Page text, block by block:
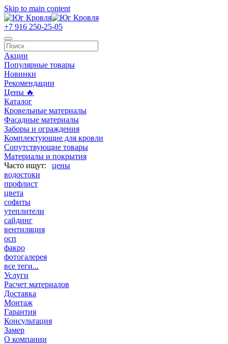
Skip to main content
+7 916 250-25-05
Акции
Популярные товары
Новинки
Рекомендации
Цены 🔥
Каталог
Кровельные материалы
Фасадные материалы
Заборы и ограждения
Комплектующие для кровли
Сопутствующие товары
Материалы и покрытия
цены
водостоки
профлист
цвета
софиты
утеплители
сайдинг
вентиляция
осп
факро
фотогалерея
все теги...
Услуги
Расчет материалов
Доставка
Монтаж
Гарантия
Консультация
Замер
О компании